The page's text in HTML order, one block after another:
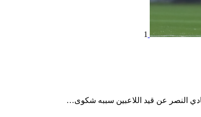
1
النصر عن قيد اللاعبين سببه شكوى…